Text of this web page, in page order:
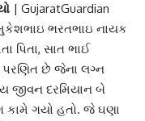
| GujaratGuardian
ભરતભાઇ નાયક​​​​​​​
પિતા, સાત ભાઈ
છે જેના લગ્ન
જીવન દરમિયાન બે
કામે ગયો હતો. જે ઘણા